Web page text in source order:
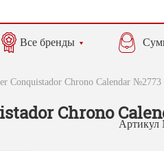
Все бренды
Conquistador Chrono Calendar №2773
Chrono
Артикул